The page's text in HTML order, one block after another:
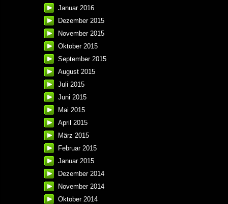
Januar 2016
Dezember 2015
November 2015
Oktober 2015
September 2015
August 2015
Juli 2015
Juni 2015
Mai 2015
April 2015
März 2015
Februar 2015
Januar 2015
Dezember 2014
November 2014
Oktober 2014